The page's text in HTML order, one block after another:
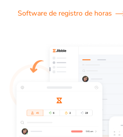
Software de registro de horas